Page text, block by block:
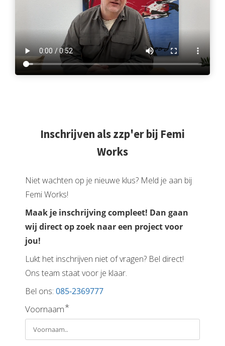
Inschrijven als zzp'er bij Femi
Works
Niet wachten op je nieuwe klus? Meld je aan bij
Femi Works!
Maak je inschrijving compleet! Dan gaan
wij direct op zoek naar een project voor
jou!
Lukt het inschrijven niet of vragen? Bel direct!
Ons team staat voor je klaar.
Bel ons: 085-2369777
Voornaam*